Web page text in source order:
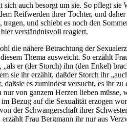
sich auch besorgt um sie. So pflegt
Reifwerden ihrer Tochter, und
und schiebt es noch den
verständnisvoll reagiert.
die nähere Betrachtung der
Thema ausweicht. So erzählt
„als er (der Storch) ihn (den Enkel)
sie ihr erzählt, daßder Storch ihr
es zumindest versucht, es ihr
nur von ganzem Herzen lieben
Bezug auf die Sexualität erzogen
der Schwangerschaft ihrer
erzählt Frau Bergmann ihr nur aus